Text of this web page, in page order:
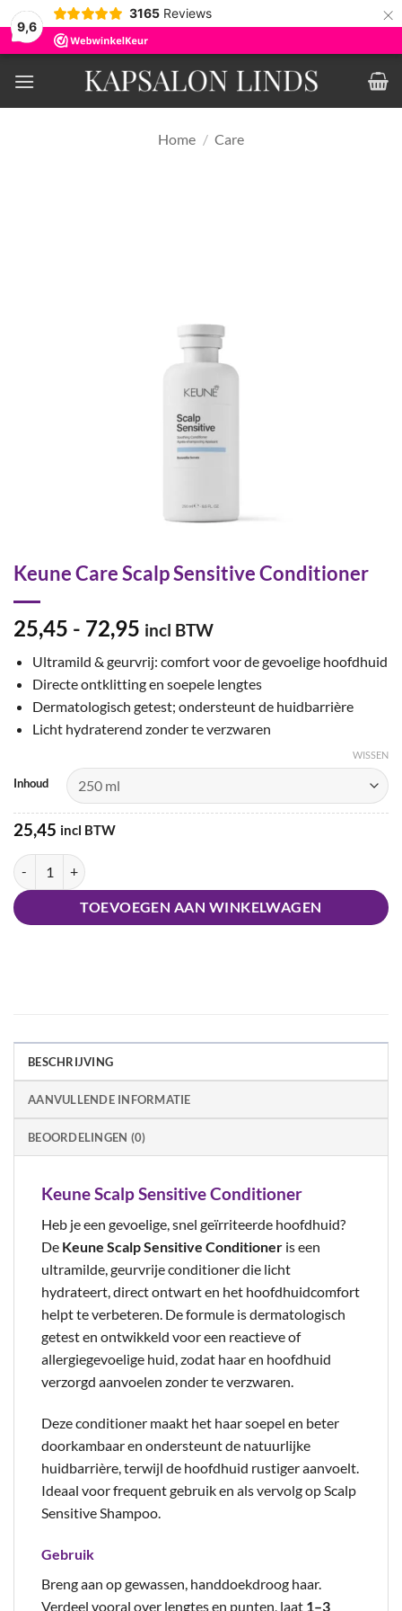
9,6
3165 Reviews ×
naar
inhoud
Home / Care
Keune Care Scalp Sensitive Conditioner
25,45 - 72,95 Prijsklasse:
tot
€72,95
incl BTW
Ultramild & geurvrij: comfort voor de gevoelige hoofdhuid
Directe ontklitting en soepele lengtes
Dermatologisch getest; ondersteunt de huidbarrière
Licht hydraterend zonder te verzwaren
Inhoud
WISSEN
25,45 incl BTW
Keune Care Scalp Sensitive Conditioner aantal
TOEVOEGEN AAN WINKELWAGEN
BESCHRIJVING
AANVULLENDE INFORMATIE
BEOORDELINGEN (0)
Keune Scalp Sensitive Conditioner
Heb je een gevoelige, snel geïrriteerde hoofdhuid?
De Keune Scalp Sensitive Conditioner is een
ultramilde, geurvrije conditioner die licht
hydrateert, direct ontwart en het hoofdhuidcomfort
helpt te verbeteren. De formule is dermatologisch
getest en ontwikkeld voor een reactieve of
allergiegevoelige huid, zodat haar en hoofdhuid
verzorgd aanvoelen zonder te verzwaren.
Deze conditioner maakt het haar soepel en beter
doorkambaar en ondersteunt de natuurlijke
huidbarrière, terwijl de hoofdhuid rustiger aanvoelt.
Ideaal voor frequent gebruik en als vervolg op Scalp
Sensitive Shampoo.
Gebruik
Breng aan op gewassen, handdoekdroog haar.
Verdeel vooral over lengtes en punten, laat 1–3